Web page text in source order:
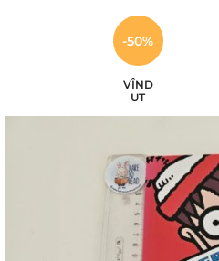
-50%
VÎND
UT